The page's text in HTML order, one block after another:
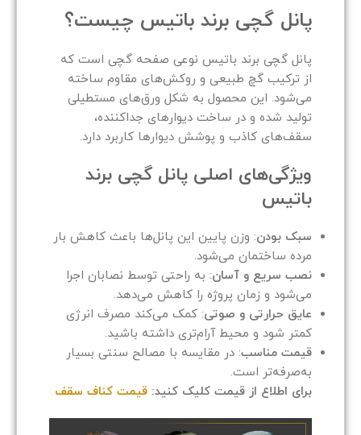
پانل گچی برند باتیس چیست؟
پانل گچی برند باتیس نوعی صفحه گچی است که
از ترکیب گچ طبیعی و روکش‌های مقاوم ساخته
می‌شود. این محصول به شکل ورق‌های مستطیلی
تولید شده و در ساخت دیوارهای جداکننده،
سقف‌های کاذب و پوشش دیوارها کاربرد دارد.
ویژگی‌های اصلی پانل گچی برند
باتیس
سبک بودن: وزن پایین این پانل‌ها باعث کاهش بار
مرده ساختمان می‌شود.
نصب سریع و آسان: به راحتی توسط نصابان اجرا
می‌شود و زمان پروژه را کاهش می‌دهد.
عایق حرارتی و صوتی: کمک می‌کند مصرف انرژی
کمتر شود و محیط آرام‌تری داشته باشید.
قیمت مناسب: در مقایسه با مصالح سنتی بسیار
به‌صرفه‌تر است.
برای اطلاع از قیمت کلیک کنید: قیمت کناف سقف